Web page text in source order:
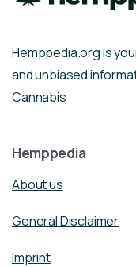
Hemppedia.org is
and unbiased
Cannabis
Hemppedia
About us
General Disclaimer
Imprint